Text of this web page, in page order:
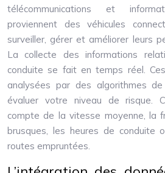
télécommunications et
proviennent des véhicules
surveiller, gérer et améliorer leurs
La collecte des informations
conduite se fait en temps réel.
analysées par des algorithmes
évaluer votre niveau de risque.
compte de la vitesse moyenne, la
brusques, les heures de conduite
routes empruntées.